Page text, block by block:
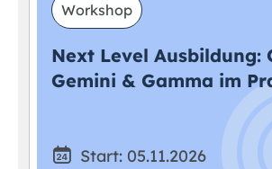
Workshop
Next Level Ausbildung:
Gemini & Gamma im
Start: 05.11.2026